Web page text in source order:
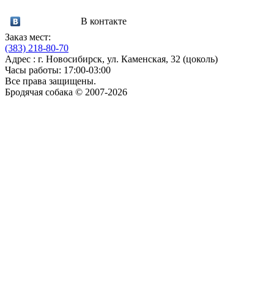
В контакте
Заказ мест:
(383) 218-80-70
Адрес : г. Новосибирск, ул. Каменская, 32 (цоколь)
Часы работы: 17:00-03:00
Все права защищены.
Бродячая собака © 2007-2026